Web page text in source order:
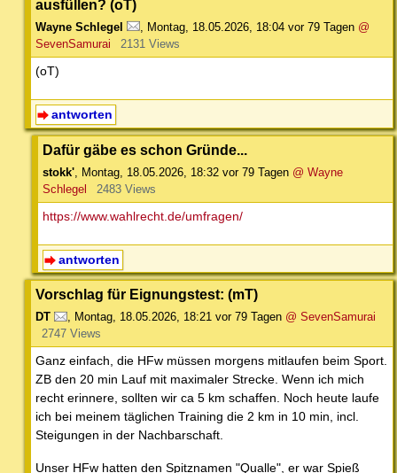
ausfüllen? (oT)
Wayne Schlegel Montag, 18.05.2026, 18:04 vor 79 Tagen @
SevenSamurai
2131 Views
(oT)
antworten
Dafür gäbe es schon Gründe...
stokk' Montag, 18.05.2026, 18:32 vor 79 Tagen @ Wayne
Schlegel
2483 Views
https://www.wahlrecht.de/umfragen/
antworten
Vorschlag für Eignungstest: (mT)
DT , Montag, 18.05.2026, 18:21 vor 79 Tagen @ SevenSamurai
2747 Views
Ganz einfach, die HFw müssen morgens mitlaufen beim Sport.
ZB den 20 min Lauf mit maximaler Strecke. Wenn ich mich
recht erinnere, sollten wir ca 5 km schaffen. Noch heute laufe
ich bei meinem täglichen Training die 2 km in 10 min, incl.
Steigungen in der Nachbarschaft.
Unser HFw hatten den Spitznamen "Qualle", er war Spieß